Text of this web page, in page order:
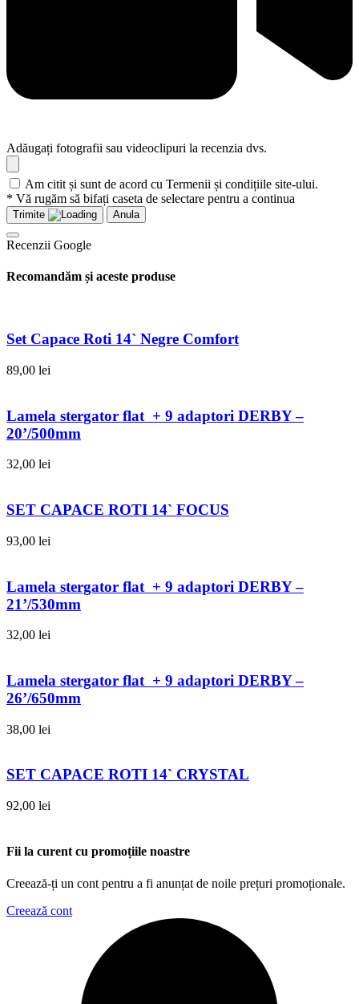
Adăugați fotografii sau videoclipuri la recenzia dvs.
Am citit și sunt de acord cu Termenii și condițiile site-ului.
* Vă rugăm să bifați caseta de selectare pentru a continua
Trimite Anula
Recenzii Google
Recomandăm și aceste produse
Set Capace Roti 14` Negre Comfort
89,00 lei
Lamela stergator flat + 9 adaptori DERBY –
20’/500mm
32,00 lei
SET CAPACE ROTI 14` FOCUS
93,00 lei
Lamela stergator flat + 9 adaptori DERBY –
21’/530mm
32,00 lei
Lamela stergator flat + 9 adaptori DERBY –
26’/650mm
38,00 lei
SET CAPACE ROTI 14` CRYSTAL
92,00 lei
Fii la curent cu promoțiile noastre
Creează-ți un cont pentru a fi anunțat de noile prețuri promoționale.
Creează cont